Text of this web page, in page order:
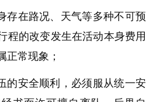
存在路况、天气等多种不可预
程的改变发生在活动本身费用
正常现象；
的安全顺利，必须服从统一安